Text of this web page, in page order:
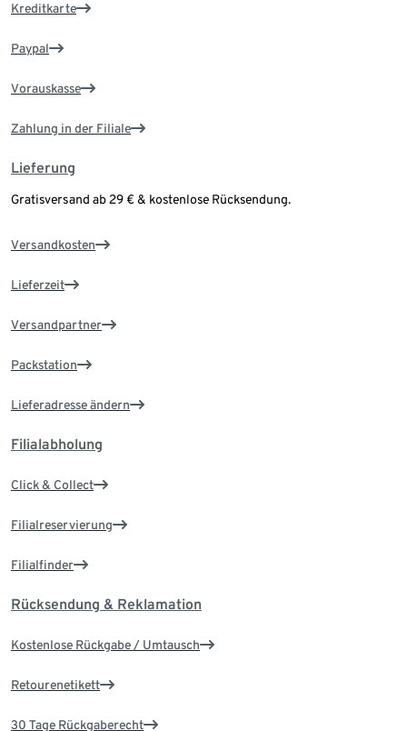
Kreditkarte
Paypal
Vorauskasse
Zahlung in der Filiale
Lieferung
Gratisversand ab 29 € & kostenlose Rücksendung.
Versandkosten
Lieferzeit
Versandpartner
Packstation
Lieferadresse ändern
Filialabholung
Click & Collect
Filialreservierung
Filialfinder
Rücksendung & Reklamation
Kostenlose Rückgabe / Umtausch
Retourenetikett
30 Tage Rückgaberecht